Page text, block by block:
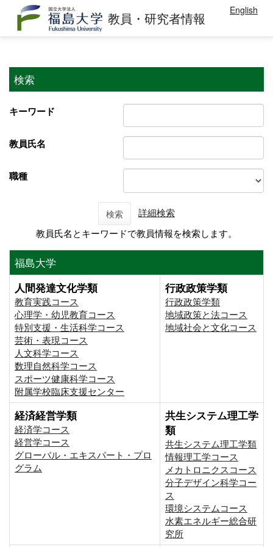
教員・研究者情報 English
検索
キーワード
教員氏名
職種
検索
詳細検索
教員氏名とキーワードで教員情報を検索します。
福島大学
人間発達文化学類
教育実践コース
心理学・幼児教育コース
特別支援・生活科学コース
芸術・表現コース
人文科学コース
数理自然科学コース
スポーツ健康科学コース
附属学校臨床支援センター
行政政策学類
行政政策学類
地域政策と法コース
地域社会と文化コース
経済経営学類
経済学コース
経営学コース
グローバル・エキスパート・プロ
グラム
共生システム理工学
類
共生システム理工学類
情報理工学コース
メカトロニクスコース
分子デザイン科学コー
ス
環境システムコース
⽔素エネルギー総合研
究所